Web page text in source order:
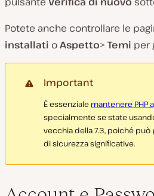
Potete anche controllare le
installati oAspetto>Temi per
Important
È essenziale mantenere PHP
specialmente se state
vecchia della 7.3, poiché
di sicurezza significative.